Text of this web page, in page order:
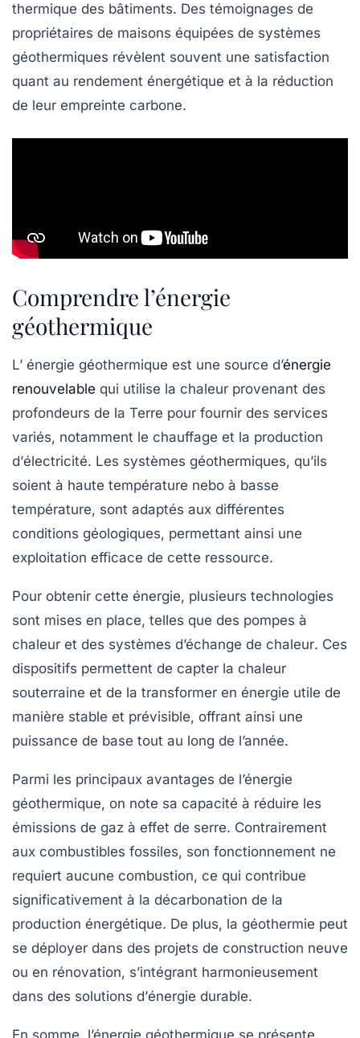
thermique des bâtiments. Des témoignages de
propriétaires de maisons équipées de systèmes
géothermiques révèlent souvent une satisfaction
quant au rendement énergétique et à la réduction
de leur empreinte carbone.
Comprendre l’énergie
géothermique
L’ énergie géothermique est une source d’énergie
renouvelable qui utilise la chaleur provenant des
profondeurs de la Terre pour fournir des services
variés, notamment le chauffage et la production
d’électricité. Les systèmes géothermiques, qu’ils
soient à haute température nebo à basse
température, sont adaptés aux différentes
conditions géologiques, permettant ainsi une
exploitation efficace de cette ressource.
Pour obtenir cette énergie, plusieurs technologies
sont mises en place, telles que des pompes à
chaleur et des systèmes d’échange de chaleur. Ces
dispositifs permettent de capter la chaleur
souterraine et de la transformer en énergie utile de
manière stable et prévisible, offrant ainsi une
puissance de base tout au long de l’année.
Parmi les principaux avantages de l’énergie
géothermique, on note sa capacité à réduire les
émissions de gaz à effet de serre. Contrairement
aux combustibles fossiles, son fonctionnement ne
requiert aucune combustion, ce qui contribue
significativement à la décarbonation de la
production énergétique. De plus, la géothermie peut
se déployer dans des projets de construction neuve
ou en rénovation, s’intégrant harmonieusement
dans des solutions d’énergie durable.
En somme, l’énergie géothermique se présente